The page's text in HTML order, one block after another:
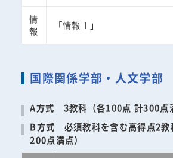
情
報
「情報Ⅰ」
国際関係学部・人文学部
A方式 3教科（各100点 計300点
B方式 必須教科を含む高得点2教
200点満点）